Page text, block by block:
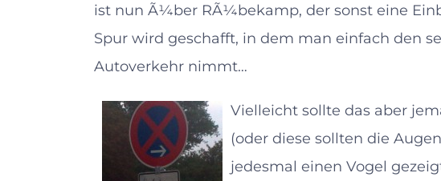
ist nun Ã¼ber RÃ¼bekamp, der sonst eine
Spur wird geschafft, in dem man einfach den
Autoverkehr nimmt…
Vielleicht sollte das aber
(oder diese sollten die
jedesmal einen Vogel